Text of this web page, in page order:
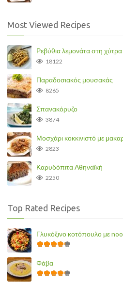
Most Viewed Recipes
Ρεβύθια λεμονάτα στη χύτρα
18122
Παραδοσιακός μουσακάς
8265
Σπανακόρυζο
3874
Μοσχάρι κοκκινιστό με
2823
Καρυδόπιτα Αθηναϊκή
2250
Top Rated Recipes
Γλυκόξινο κοτόπουλο με
Φάβα